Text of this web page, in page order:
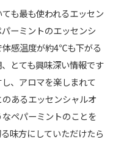
も最も使われるエッセン
ーミントのエッセンシ
体感温度が約4℃も下がる
とても興味深い情報です
、アロマを楽しまれて
あるエッセンシャルオ
ペパーミントのことを
味方にしていただけたら